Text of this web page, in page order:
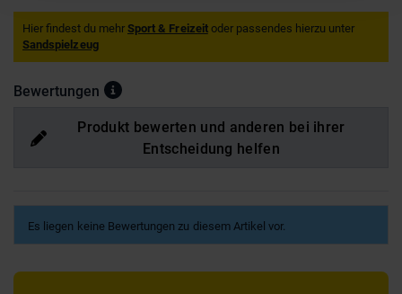
Hier findest du mehr Sport & Freizeitoder passendes hierzu unter
Sandspielzeug
Bewertungen
Produkt bewerten und anderen bei ihrer
Entscheidung helfen
Es liegen keine Bewertungen zu diesem Artikel vor.